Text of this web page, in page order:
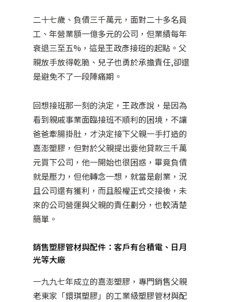
二十七歲、負債三千萬元，面對二十多名員
工、年營業額一億多元的公司，但業績每年
衰退三至五%，這是王政彥接班的起點。父
親放手放得乾脆、兒子也勇於承擔責任,卻還
是避免不了一段陣痛期。
回想接班那一刻的決定，王政彥說，是因為
看到親戚事業面臨接班不順利的困境，不讓
爸爸牽腸掛肚，才決定接下父親一手打造的
嘉澎塑膠，但對於父親提出要他貸款三千萬
元買下公司，他一開始也很困惑，畢竟負債
就是壓力，但他轉念一想，就當是創業，況
且公司還有獲利，而且股權正式交接後，未
來的公司營運與父親的責任劃分，也較清楚
簡單。
銷售塑膠管材與配件：客戶有台積電、日月
光等大廠
一九九七年成立的嘉澎塑膠，專門銷售父親
老東家「鐶琪塑膠」的工業級塑膠管材與配